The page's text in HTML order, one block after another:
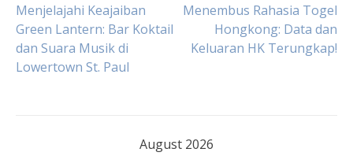
Post
navigation
Menjelajahi Keajaiban
Green Lantern: Bar Koktail
dan Suara Musik di
Lowertown St. Paul
Menembus Rahasia Togel
Hongkong: Data dan
Keluaran HK Terungkap!
August 2026